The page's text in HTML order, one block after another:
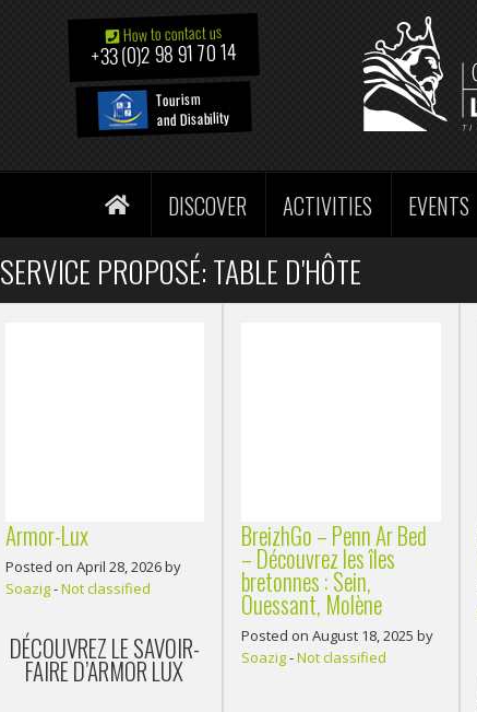
How to contact us
+33 (0)2 98 91 70 14
Tourism
and Disability
DISCOVER ACTIVITIES EVENTS
SERVICE PROPOSÉ: TABLE D'HÔTE
Armor-Lux
Posted on April 28, 2026 by
Soazig-Not classified
DÉCOUVREZ LE SAVOIR-
FAIRE D’ARMOR LUX
BreizhGo – Penn Ar Bed
– Découvrez les îles
bretonnes : Sein,
Ouessant, Molène
Posted on August 18, 2025 by
Soazig-Not classified